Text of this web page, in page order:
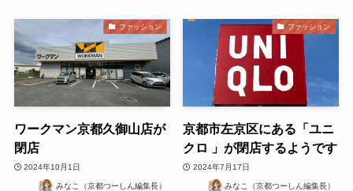
ファッション
ワークマン京都久御山店が
閉店
2024年10月1日
みなこ（京都つーしん編集長）
ファッション
京都市左京区にある「ユニ
クロ 」が閉店するようです
2024年7月17日
みなこ（京都つーしん編集長）